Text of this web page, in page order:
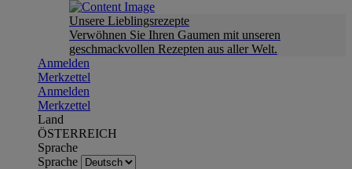
Unsere Lieblingsrezepte
Verwöhnen Sie Ihren Gaumen mit unseren
geschmackvollen Rezepten aus aller Welt.
Anmelden
Merkzettel
Anmelden
Merkzettel
Land
ÖSTERREICH
Sprache
Sprache